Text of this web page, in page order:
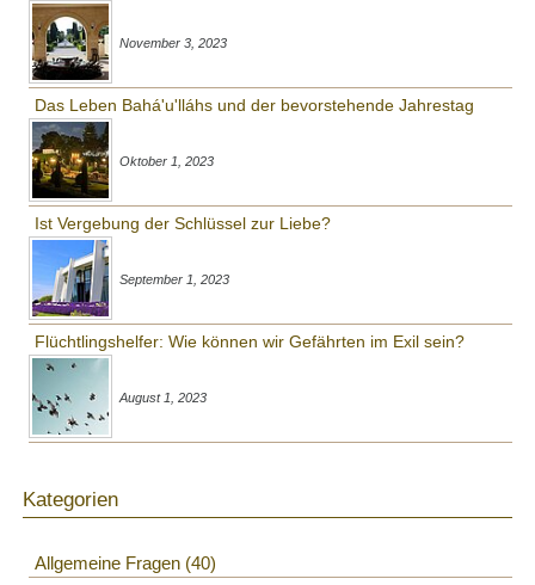
November 3, 2023
Das Leben Bahá'u'lláhs und der bevorstehende Jahrestag
Oktober 1, 2023
Ist Vergebung der Schlüssel zur Liebe?
September 1, 2023
Flüchtlingshelfer: Wie können wir Gefährten im Exil sein?
August 1, 2023
Kategorien
Allgemeine Fragen 40